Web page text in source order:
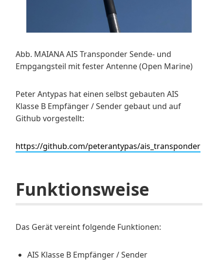
Abb. MAIANA AIS Transponder Sende- und
Empgangsteil mit fester Antenne (Open Marine)
Peter Antypas hat einen selbst gebauten AIS
Klasse B Empfänger / Sender gebaut und auf
Github vorgestellt:
https://github.com/peterantypas/ais_transponder
Funktionsweise
Das Gerät vereint folgende Funktionen:
AIS Klasse B Empfänger / Sender